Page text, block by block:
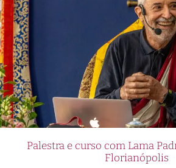
Palestra e curso com Lama
Florianópolis